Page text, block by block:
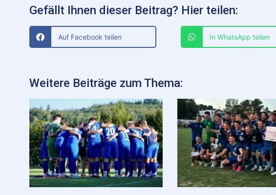
Gefällt Ihnen dieser Beitrag? Hier teilen:
Auf Facebook teilen In WhatsApp teilen
Weitere Beiträge zum Thema: